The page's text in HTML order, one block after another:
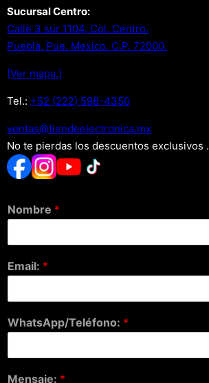
Sucursal Centro:
Calle 3 sur 1104, Col. Centro.
Puebla, Pue. Mexico. C.P. 72000.
[Ver mapa.]
Tel.: +52 (222) 598-4350
xm.acinortceleedneit@satnev
No te pierdas los descuentos exclusivos .
Nombre *
Email: *
WhatsApp/Teléfono: *
Mensaje: *